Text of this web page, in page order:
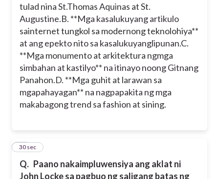
tulad nina St.Thomas Aquinas at St.
Augustine.B. **Mga kasalukuyang artikulo
sainternet tungkol sa modernong teknolohiya**
at ang epekto nito sa kasalukuyanglipunan.C.
**Mga monumento at arkitektura ngmga
simbahan at kastilyo** na itinayo noong Gitnang
Panahon.D. **Mga guhit at larawan sa
mgapahayagan** na nagpapakita ng mga
makabagong trend sa fashion at sining.
Q. Paano nakaimpluwensiya ang aklat ni
John Locke sa pagbuo ng saligang batas ng
11
30 sec